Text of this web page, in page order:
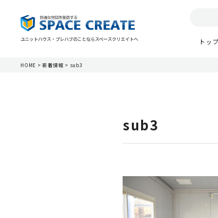
ユニットハウス・プレハブのことならスペースクリエイトへ トッ
HOME >新着情報 > sub3
sub3